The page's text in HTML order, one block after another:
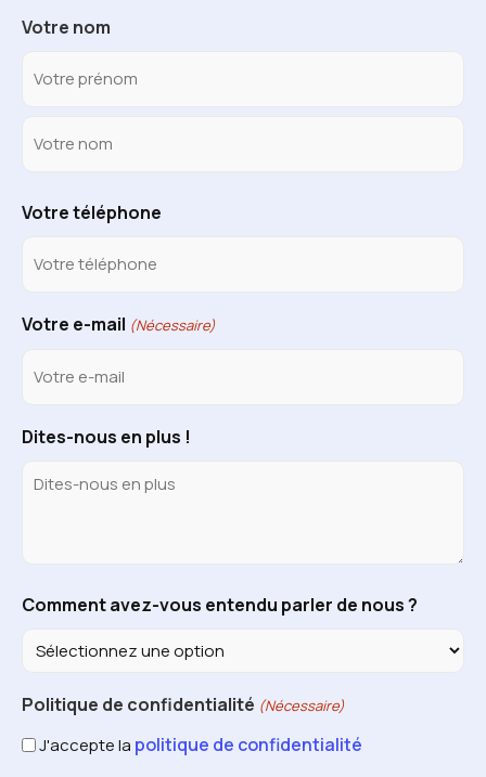
Votre nom
Votre téléphone
Votre e-mail (Nécessaire)
Dites-nous en plus !
Comment avez-vous entendu parler de nous ?
Politique de confidentialité (Nécessaire)
J'accepte la politique de confidentialité